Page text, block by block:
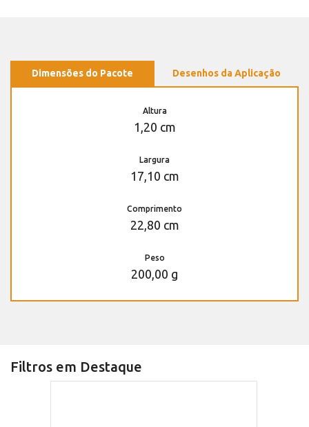
Dimensões do Pacote Desenhos da Aplicação
Altura
1,20 cm
Largura
17,10 cm
Comprimento
22,80 cm
Peso
200,00 g
Filtros em Destaque